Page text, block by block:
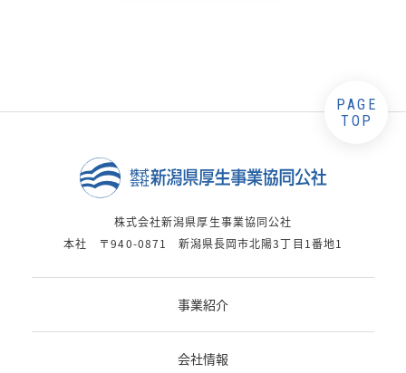
PAGE
TOP
株式会社新潟県厚生事業協同公社
本社 〒940-0871 新潟県長岡市北陽3丁目1番地1
事業紹介
会社情報